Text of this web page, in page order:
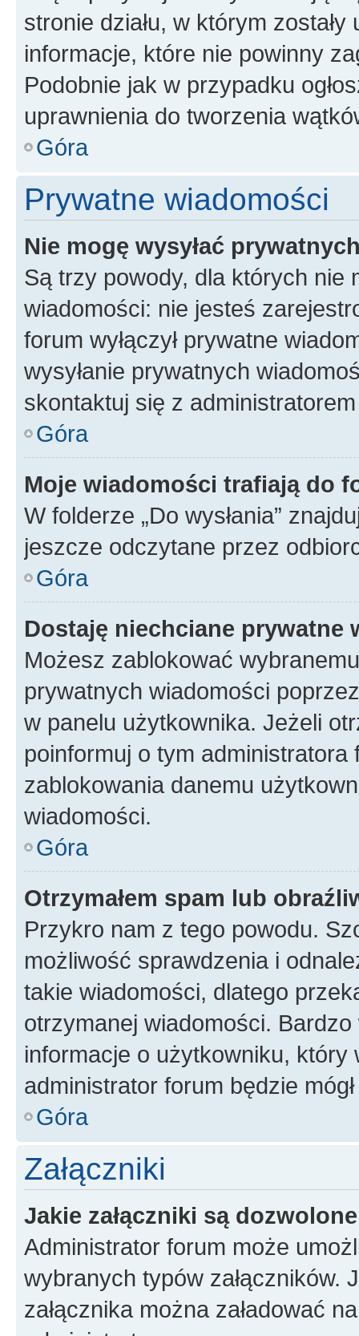
stronie działu, w którym
informacje, które nie powinny
Podobnie jak w przypadku
uprawnienia do tworzenia
Góra
Prywatne wiadomości
Nie mogę wysyłać
Są trzy powody, dla których nie
wiadomości: nie jesteś
forum wyłączył prywatne
wysyłanie prywatnych
skontaktuj się z
Góra
Moje wiadomości trafiają do
W folderze „Do wysłania”
jeszcze odczytane przez
Góra
Dostaję niechciane prywatne
Możesz zablokować
prywatnych wiadomości
w panelu użytkownika. Jeżeli
poinformuj o tym
zablokowania danemu
wiadomości.
Góra
Otrzymałem spam lub
Przykro nam z tego powodu.
możliwość sprawdzenia i
takie wiadomości, dlatego
otrzymanej wiadomości.
informacje o użytkowniku, który
administrator forum będzie
Góra
Załączniki
Jakie załączniki są
Administrator forum może
wybranych typów załączników.
załącznika można załadować